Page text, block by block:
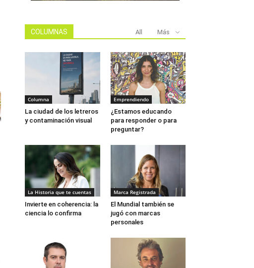
COLUMNAS All Más
Columna
La ciudad de los letreros
y contaminación visual
Emprendiendo
¿Estamos educando
para responder o para
preguntar?
La Historia que te cuentas
Invierte en coherencia: la
ciencia lo confirma
Marca Registrada
El Mundial también se
jugó con marcas
personales